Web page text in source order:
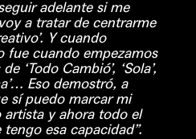
adelante si me
a tratar de centrarme
Y cuando
fue cuando empezamos
‘Todo Cambió’, ‘Sola’,
Eso demostró, a
sí puedo marcar mi
y ahora todo el
esa capacidad”.